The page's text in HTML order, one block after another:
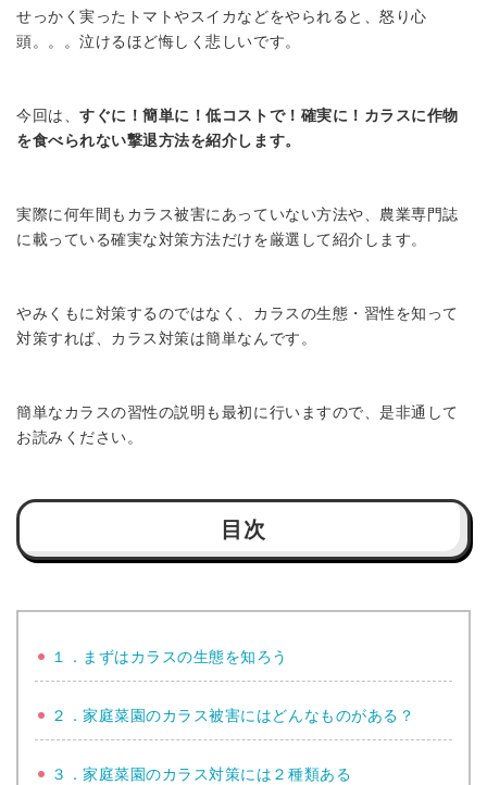
せっかく実ったトマトやスイカなどをやられると、怒り心
頭。。。泣けるほど悔しく悲しいです。
今回は、すぐに！簡単に！低コストで！確実に！カラスに作物
を食べられない撃退方法を紹介します。
実際に何年間もカラス被害にあっていない方法や、農業専門誌
に載っている確実な対策方法だけを厳選して紹介します。
やみくもに対策するのではなく、カラスの生態・習性を知って
対策すれば、カラス対策は簡単なんです。
簡単なカラスの習性の説明も最初に行いますので、是非通して
お読みください。
目次
１．まずはカラスの生態を知ろう
２．家庭菜園のカラス被害にはどんなものがある？
３．家庭菜園のカラス対策には２種類ある